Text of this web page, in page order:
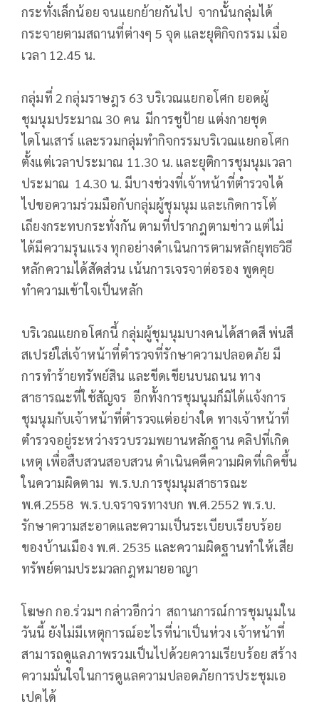
กระทั่งเล็กน้อย จนแยกย้ายกันไป จากนั้นกลุ่มได้
กระจายตามสถานที่ต่างๆ 5 จุด และยุติกิจกรรม เมื่อ
เวลา 12.45 น.
กลุ่มที่ 2 กลุ่มราษฎร 63 บริเวณแยกอโศก ยอดผู้
ชุมนุมประมาณ 30 คน มีการชูป้าย แต่งกายชุด
ไดโนเสาร์ และรวมกลุ่มทำกิจกรรมบริเวณแยกอโศก
ตั้งแต่เวลาประมาณ 11.30 น. และยุติการชุมนุมเวลา
ประมาณ 14.30 น. มีบางช่วงที่เจ้าหน้าที่ตำรวจได้
ไปขอความร่วมมือกับกลุ่มผู้ชุมนุม และเกิดการโต้
เถียงกระทบกระทั่งกัน ตามที่ปรากฎตามข่าว แต่ไม่
ได้มีความรุนแรง ทุกอย่างดำเนินการตามหลักยุทธวิธี
หลักความได้สัดส่วน เน้นการเจรจาต่อรอง พูดคุย
ทำความเข้าใจเป็นหลัก
บริเวณแยกอโศกนี้ กลุ่มผู้ชุมนุมบางคนได้สาดสี พ่นสี
สเปรย์ใส่เจ้าหน้าที่ตำรวจที่รักษาความปลอดภัย มี
การทำร้ายทรัพย์สิน และขีดเขียนบนถนน ทาง
สาธารณะที่ใช้สัญจร อีกทั้งการชุมนุมก็มิได้แจ้งการ
ชุมนุมกับเจ้าหน้าที่ตำรวจแต่อย่างใด ทางเจ้าหน้าที่
ตำรวจอยู่ระหว่างรวบรวมพยานหลักฐาน คลิปที่เกิด
เหตุ เพื่อสืบสวนสอบสวน ดำเนินคดีความผิดที่เกิดขึ้น
ในความผิดตาม พ.ร.บ.การชุมนุมสาธารณะ
พ.ศ.2558 พ.ร.บ.จราจรทางบก พ.ศ.2552 พ.ร.บ.
รักษาความสะอาดและความเป็นระเบียบเรียบร้อย
ของบ้านเมือง พ.ศ. 2535 และความผิดฐานทำให้เสีย
ทรัพย์ตามประมวลกฎหมายอาญา
โฆษก กอ.ร่วมฯ กล่าวอีกว่า สถานการณ์การชุมนุมใน
วันนี้ ยังไม่มีเหตุการณ์อะไรที่น่าเป็นห่วง เจ้าหน้าที่
สามารถดูแลภาพรวมเป็นไปด้วยความเรียบร้อย สร้าง
ความมั่นใจในการดูแลความปลอดภัยการประชุมเอ
เปคได้